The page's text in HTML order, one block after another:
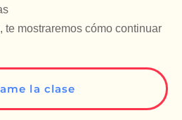
te mostraremos cómo continuar
la clase